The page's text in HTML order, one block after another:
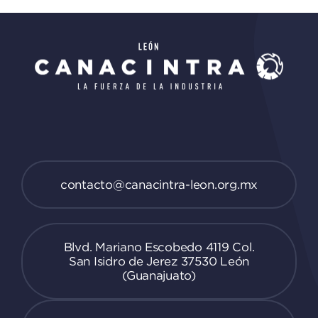
contacto@canacintra-leon.org.mx
Blvd. Mariano Escobedo 4119 Col.
San Isidro de Jerez 37530 León
(Guanajuato)